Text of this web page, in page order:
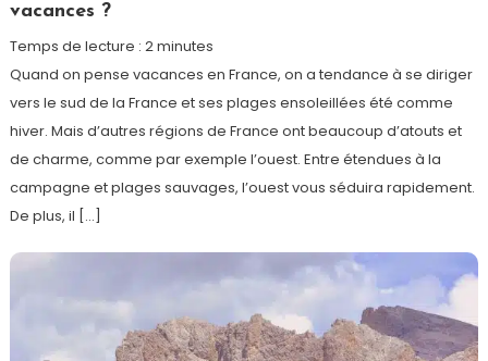
vacances ?
Temps de lecture : 2minutes
Quand on pense vacances en France, on a tendance à se diriger
vers le sud de la France et ses plages ensoleillées été comme
hiver. Mais d’autres régions de France ont beaucoup d’atouts et
de charme, comme par exemple l’ouest. Entre étendues à la
campagne et plages sauvages, l’ouest vous séduira rapidement.
De plus, il […]